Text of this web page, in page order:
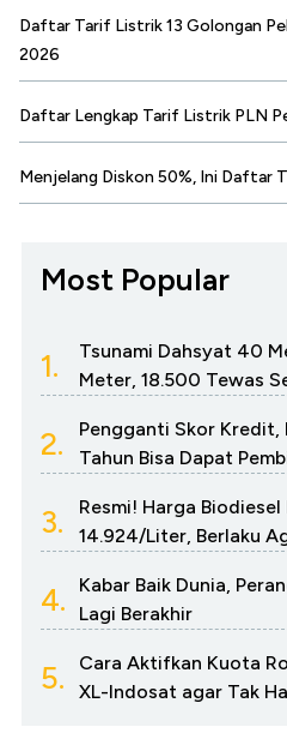
Daftar Tarif Listrik 13 Golongan
2026
Daftar Lengkap Tarif Listrik PLN
Menjelang Diskon 50%, Ini Daftar
Most Popular
1.
Tsunami Dahsyat 40
Meter, 18.500 Tewas
2.
Pengganti Skor Kredit,
Tahun Bisa Dapat
3.
Resmi! Harga Biodiesel
14.924/Liter, Berlaku
4.
Kabar Baik Dunia,
Lagi Berakhir
5.
Cara Aktifkan Kuota
XL-Indosat agar Tak